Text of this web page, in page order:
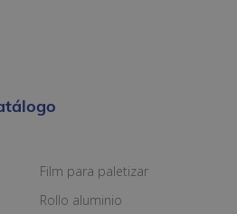
Film para paletizar
Rollo aluminio